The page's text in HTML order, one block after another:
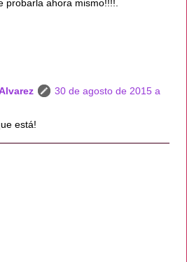
probarla ahora mismo!!!!.
30 de agosto de 2015 a
está!